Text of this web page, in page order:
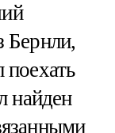
Бернли,
найден